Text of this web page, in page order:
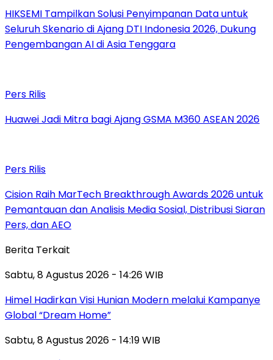
HIKSEMI Tampilkan Solusi Penyimpanan Data untuk
Seluruh Skenario di Ajang DTI Indonesia 2026, Dukung
Pengembangan AI di Asia Tenggara
Pers Rilis
Huawei Jadi Mitra bagi Ajang GSMA M360 ASEAN 2026
Pers Rilis
Cision Raih MarTech Breakthrough Awards 2026 untuk
Pemantauan dan Analisis Media Sosial, Distribusi Siaran
Pers, dan AEO
Berita Terkait
Sabtu, 8 Agustus 2026 - 14:26 WIB
Himel Hadirkan Visi Hunian Modern melalui Kampanye
Global “Dream Home”
Sabtu, 8 Agustus 2026 - 14:19 WIB